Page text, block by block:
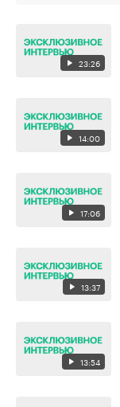
23:26
14:00
17:06
13:37
13:54